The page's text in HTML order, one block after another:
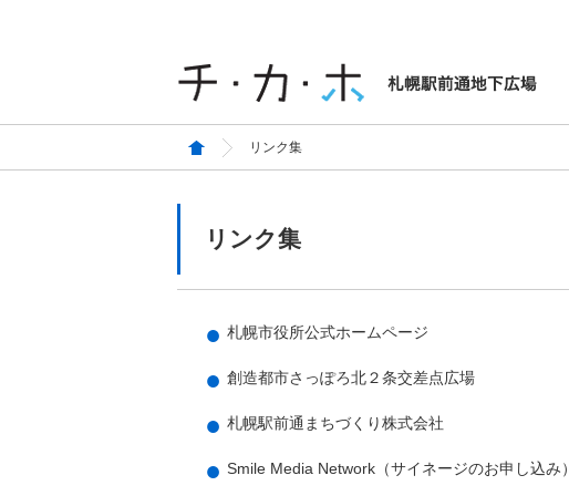
リンク集
リンク集
札幌市役所公式ホームページ
創造都市さっぽろ北２条交差点広場
札幌駅前通まちづくり株式会社
Smile Media Network（サイネージのお申し込み）